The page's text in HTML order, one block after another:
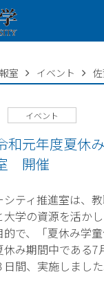
室 イベント
イベント
元年度夏休
開催
ティ推進室は、
学の資源を活か
で、「夏休み学
み期間中である7
間、実施しました